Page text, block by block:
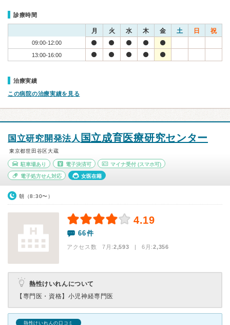
診療時間
月 火 水 木 金 土 日 祝
09:00-12:00
13:00-16:00
治療実績
この病院の治療実績を見る
国立研究開発法人 国立成育医療研究センター
東京都世田谷区大蔵
駐車場あり 電子決済可 マイナ受付 (スマホ可)
電子処方せん対応 女医在籍
朝（8:30〜）
4.19
66件
アクセス数 7月:2,593 | 6月:2,356
熱性けいれんについて
【専門医・資格】 小児神経専門医
熱性けいれんの口コミ